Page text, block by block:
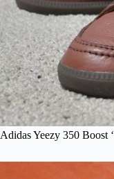
Adidas Yeezy 350 Boost